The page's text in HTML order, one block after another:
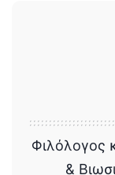
Φιλόλογος
&